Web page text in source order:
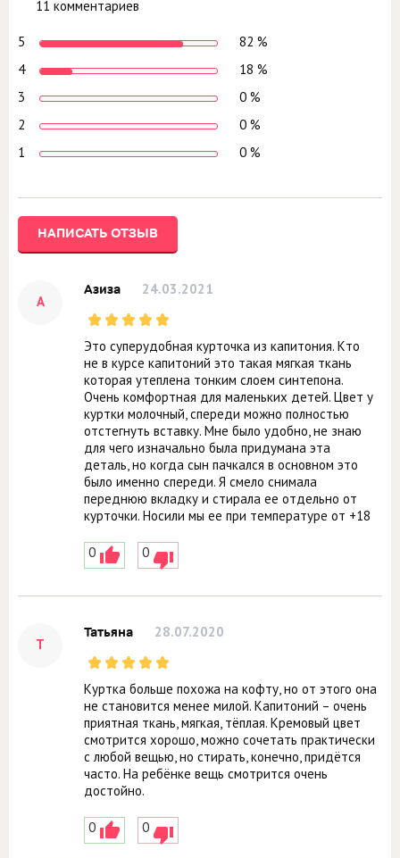
11 комментариев
5
82 %
4
18 %
3
0 %
2
0 %
1
0 %
НАПИСАТЬ ОТЗЫВ
А
Азиза 24.03.2021
Это суперудобная курточка из капитония. Кто
не в курсе капитоний это такая мягкая ткань
которая утеплена тонким слоем синтепона.
Очень комфортная для маленьких детей. Цвет у
куртки молочный, спереди можно полностью
отстегнуть вставку. Мне было удобно, не знаю
для чего изначально была придумана эта
деталь, но когда сын пачкался в основном это
было именно спереди. Я смело снимала
переднюю вкладку и стирала ее отдельно от
курточки. Носили мы ее при температуре от +18
0 0
Т
Татьяна 28.07.2020
Куртка больше похожа на кофту, но от этого она
не становится менее милой. Капитоний – очень
приятная ткань, мягкая, тёплая. Кремовый цвет
смотрится хорошо, можно сочетать практически
с любой вещью, но стирать, конечно, придётся
часто. На ребёнке вещь смотрится очень
достойно.
0 0